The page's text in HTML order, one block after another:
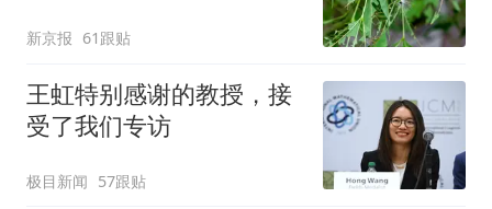
新京报 61跟贴
王虹特别感谢的教授，接
受了我们专访
极目新闻 57跟贴